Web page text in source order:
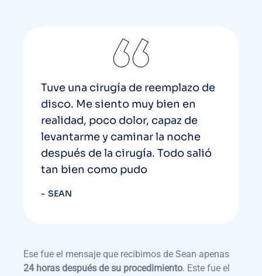
Tuve una cirugía de reemplazo de
disco. Me siento muy bien en
realidad, poco dolor, capaz de
levantarme y caminar la noche
después de la cirugía. Todo salió
tan bien como pudo
SEAN
Ese fue el mensaje que recibimos de Sean apenas
24 horas después de su procedimiento. Este fue el